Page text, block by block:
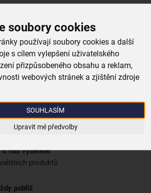
soubory cookies
používají soubory cookies a další
s cílem vylepšení uživatelského
přizpůsobeného obsahu a reklam,
webových stránek a zjištění zdroje
SOUHLASÍM
Upravit mé předvolby
si vybrat právě nás
zdarma
nad 999 Kč
rychle
téměr vše skladem
nás vyberete
produktů
poblíž